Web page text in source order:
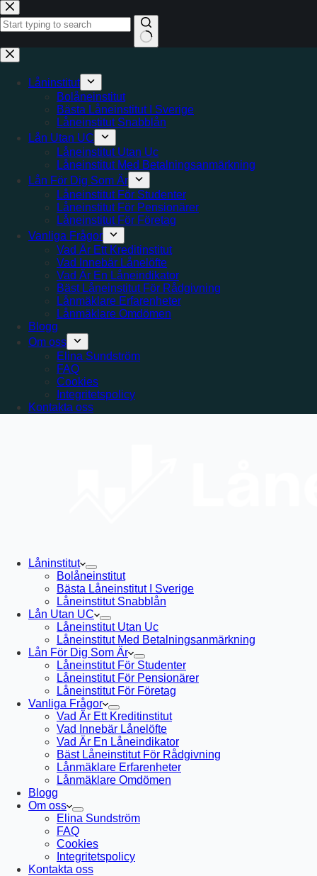
Hoppa
till
innehåll
Inga
resultat
Låninstitut
Bolåneinstitut
Bästa Låneinstitut I Sverige
Låneinstitut Snabblån
Lån Utan UC
Låneinstitut Utan Uc
Låneinstitut Med Betalningsanmärkning
Lån För Dig Som Är
Låneinstitut För Studenter
Låneinstitut För Pensionärer
Låneinstitut För Företag
Vanliga Frågor
Vad Är Ett Kreditinstitut
Vad Innebär Lånelöfte
Vad Är En Låneindikator
Bäst Låneinstitut För Rådgivning
Lånmäklare Erfarenheter
Lånmäklare Omdömen
Blogg
Om oss
Elina Sundström
FAQ
Cookies
Integritetspolicy
Kontakta oss
Låninstitut
Bolåneinstitut
Bästa Låneinstitut I Sverige
Låneinstitut Snabblån
Lån Utan UC
Låneinstitut Utan Uc
Låneinstitut Med Betalningsanmärkning
Lån För Dig Som Är
Låneinstitut För Studenter
Låneinstitut För Pensionärer
Låneinstitut För Företag
Vanliga Frågor
Vad Är Ett Kreditinstitut
Vad Innebär Lånelöfte
Vad Är En Låneindikator
Bäst Låneinstitut För Rådgivning
Lånmäklare Erfarenheter
Lånmäklare Omdömen
Blogg
Om oss
Elina Sundström
FAQ
Cookies
Integritetspolicy
Kontakta oss